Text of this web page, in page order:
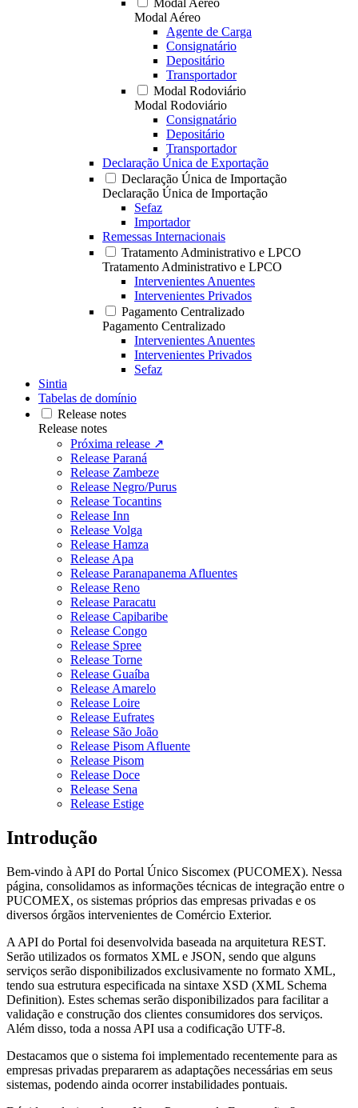
Modal Aéreo
Modal Aéreo
Agente de Carga
Consignatário
Depositário
Transportador
Modal Rodoviário
Modal Rodoviário
Consignatário
Depositário
Transportador
Declaração Única de Exportação
Declaração Única de Importação
Declaração Única de Importação
Sefaz
Importador
Remessas Internacionais
Tratamento Administrativo e LPCO
Tratamento Administrativo e LPCO
Intervenientes Anuentes
Intervenientes Privados
Pagamento Centralizado
Pagamento Centralizado
Intervenientes Anuentes
Intervenientes Privados
Sefaz
Sintia
Tabelas de domínio
Release notes
Release notes
Próxima release ↗
Release Paraná
Release Zambeze
Release Negro/Purus
Release Tocantins
Release Inn
Release Volga
Release Hamza
Release Apa
Release Paranapanema Afluentes
Release Reno
Release Paracatu
Release Capibaribe
Release Congo
Release Spree
Release Torne
Release Guaíba
Release Amarelo
Release Loire
Release Eufrates
Release São João
Release Pisom Afluente
Release Pisom
Release Doce
Release Sena
Release Estige
Introdução
Bem-vindo à API do Portal Único Siscomex (PUCOMEX). Nessa
página, consolidamos as informações técnicas de integração entre o
PUCOMEX, os sistemas próprios das empresas privadas e os
diversos órgãos intervenientes de Comércio Exterior.
A API do Portal foi desenvolvida baseada na arquitetura REST.
Serão utilizados os formatos XML e JSON, sendo que alguns
serviços serão disponibilizados exclusivamente no formato XML,
tendo sua estrutura especificada na sintaxe XSD (XML Schema
Definition). Estes schemas serão disponibilizados para facilitar a
validação e construção dos clientes consumidores dos serviços.
Além disso, toda a nossa API usa a codificação UTF-8.
Destacamos que o sistema foi implementado recentemente para as
empresas privadas prepararem as adaptações necessárias em seus
sistemas, podendo ainda ocorrer instabilidades pontuais.